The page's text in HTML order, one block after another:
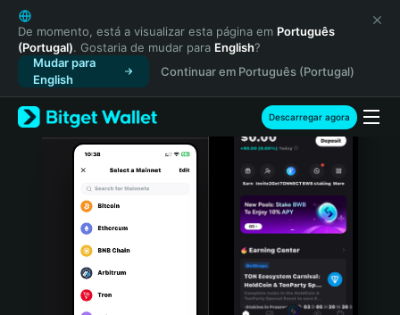
English
日本語
Tiếng Việt
Русский
Español (Latinoamérica)
Türkçe
Italiano
Português (Portugal)
Bahasa Indonesia
De momento, está a visualizar esta página em Português
(Portugal). Gostaria de mudar para English?
Mudar para
English
Continuar em Português (Portugal)
Descarregar agora